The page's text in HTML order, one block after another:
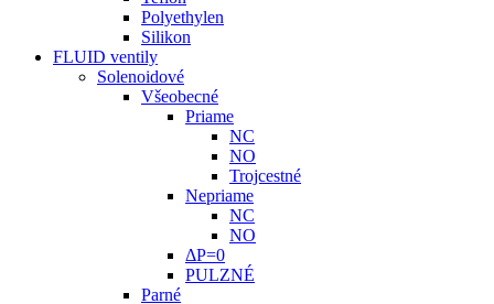
Polyethylen
Silikon
FLUID ventily
Solenoidové
Všeobecné
Priame
NC
NO
Trojcestné
Nepriame
NC
NO
ΔP=0
PULZNÉ
Parné